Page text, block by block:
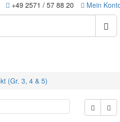
+49 2571 / 57 88 20 Mein
(Gr. 3, 4 & 5)